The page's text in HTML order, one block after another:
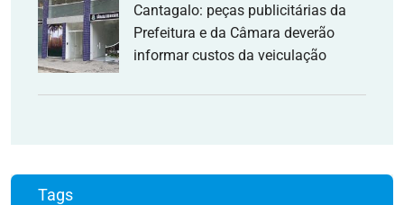
Cantagalo: peças publicitárias da
Prefeitura e da Câmara deverão
informar custos da veiculação
Tags